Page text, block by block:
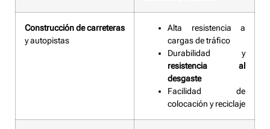
Construcción de carreteras
y autopistas
Alta resistencia a
cargas de tráfico
Durabilidad y
resistencia al
desgaste
Facilidad de
colocación y reciclaje